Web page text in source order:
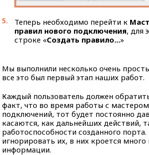
Теперь необходимо перейти к
правил нового подключения, для
строке «Создать правило...»
Мы выполнили несколько очень
все это был первый этап наших работ.
Каждый пользователь должен
факт, что во время работы с
подключений, тот будет постоянно
касаются, как дальнейших действий,
работоспособности созданного
игнорировать их, в них кроется много
информации.